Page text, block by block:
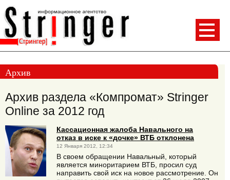
Архив
Архив раздела «Компромат» Stringer
Online за 2012 год
Кассационная жалоба Навального на
отказ в иске к «дочке» ВТБ отклонена
12 Января 2012, 12:34
В своем обращении Навальный, который
является миноритарием ВТБ, просил суд
направить свой иск на новое рассмотрение. Он